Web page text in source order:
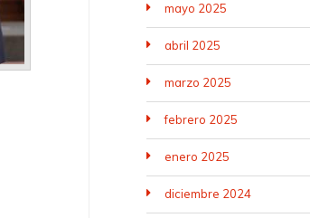
mayo 2025
abril 2025
marzo 2025
febrero 2025
enero 2025
diciembre 2024